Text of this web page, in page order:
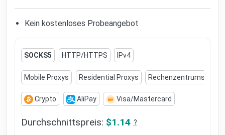
Kein kostenloses Probeangebot
SOCKS5 HTTP/HTTPS IPv4
Mobile Proxys Residential Proxys Rechenzentrums-
Crypto AliPay Visa/Mastercard
Durchschnittspreis: $1.14 ?